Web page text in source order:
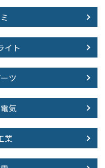
イト
ツ
気
業